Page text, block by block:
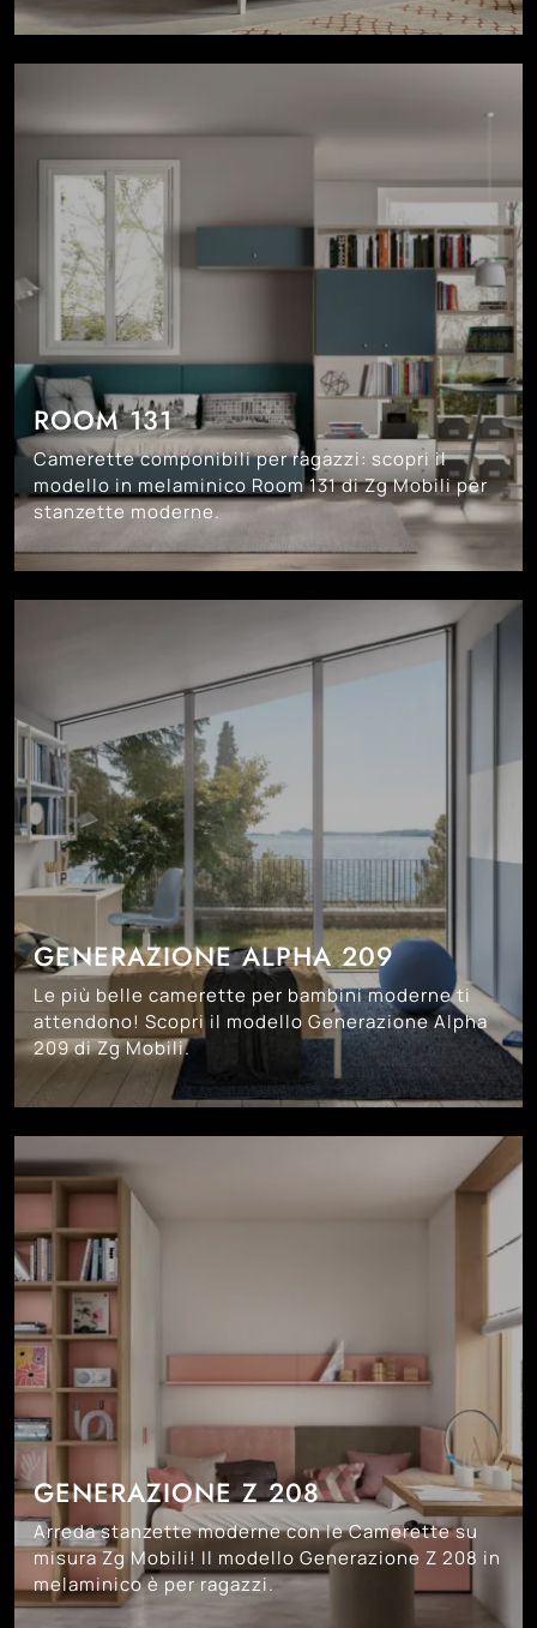
ROOM 131
Camerette componibili per ragazzi: scopri il
modello in melaminico Room 131 di Zg Mobili per
stanzette moderne.
GENERAZIONE ALPHA 209
Le più belle camerette per bambini moderne ti
attendono! Scopri il modello Generazione Alpha
209 di Zg Mobili.
GENERAZIONE Z 208
Arreda stanzette moderne con le Camerette su
misura Zg Mobili! Il modello Generazione Z 208 in
melaminico è per ragazzi.